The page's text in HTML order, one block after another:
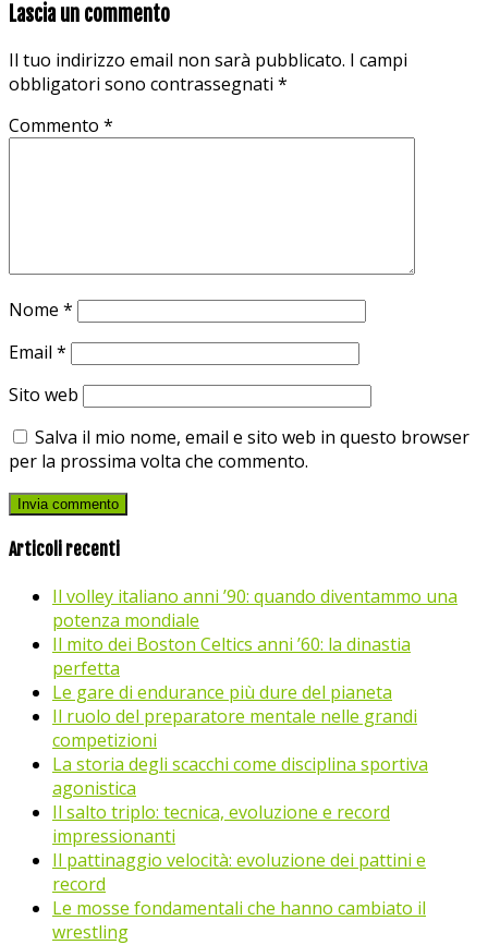
Lascia un commento
Il tuo indirizzo email non sarà pubblicato. I campi
obbligatori sono contrassegnati *
Commento *
Nome *
Email *
Sito web
Salva il mio nome, email e sito web in questo browser
per la prossima volta che commento.
Articoli recenti
Il volley italiano anni ’90: quando diventammo una
potenza mondiale
Il mito dei Boston Celtics anni ’60: la dinastia
perfetta
Le gare di endurance più dure del pianeta
Il ruolo del preparatore mentale nelle grandi
competizioni
La storia degli scacchi come disciplina sportiva
agonistica
Il salto triplo: tecnica, evoluzione e record
impressionanti
Il pattinaggio velocità: evoluzione dei pattini e
record
Le mosse fondamentali che hanno cambiato il
wrestling